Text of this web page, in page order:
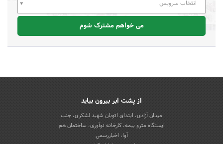
انتخاب سرویس
می خواهم مشترک شوم
از پشت ابر بیرون بیاید
میدان آزادی، ابتدای اتوبان شهید لشکری، جنب
ایستگاه مترو بیمه، کارخانه نوآوری، ساختمان هم
آوا، اخباررسمی